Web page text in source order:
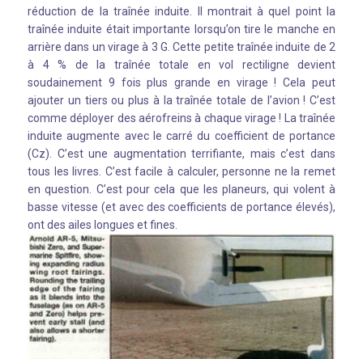
réduction de la traînée induite. Il montrait à quel point la
traînée induite était importante lorsqu’on tire le manche en
arrière dans un virage à 3 G. Cette petite traînée induite de 2
à 4 % de la traînée totale en vol rectiligne devient
soudainement 9 fois plus grande en virage ! Cela peut
ajouter un tiers ou plus à la traînée totale de l’avion ! C’est
comme déployer des aérofreins à chaque virage ! La traînée
induite augmente avec le carré du coefficient de portance
(Cz). C’est une augmentation terrifiante, mais c’est dans
tous les livres. C’est facile à calculer, personne ne la remet
en question. C’est pour cela que les planeurs, qui volent à
basse vitesse (et avec des coefficients de portance élevés),
ont des ailes longues et fines.